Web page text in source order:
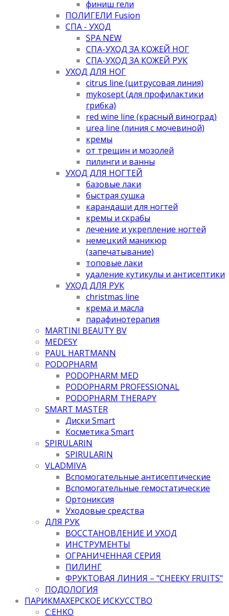
финиш гели
ПОЛИГЕЛИ Fusion
СПА - УХОД
SPA NEW
СПА-УХОД ЗА КОЖЕЙ НОГ
СПА-УХОД ЗА КОЖЕЙ РУК
УХОД ДЛЯ НОГ
citrus line (цитрусовая линия)
mykosept (для профилактики
грибка)
red wine line (красный виноград)
urea line (линия с мочевиной)
кремы
от трещин и мозолей
пилинги и ванны
УХОД ДЛЯ НОГТЕЙ
базовые лаки
быстрая сушка
карандаши для ногтей
кремы и скрабы
лечение и укрепление ногтей
немецкий маникюр
(запечатывание)
топовые лаки
удаление кутикулы и антисептики
УХОД ДЛЯ РУК
christmas line
крема и масла
парафинотерапия
MARTINI BEAUTY BV
MEDESY
PAUL HARTMANN
PODOPHARM
PODOPHARM MED
PODOPHARM PROFESSIONAL
PODOPHARM THERAPY
SMART MASTER
Диски Smart
Косметика Smart
SPIRULARIN
SPIRULARIN
VLADMIVA
Вспомогательные антисептические
Вспомогательные гемостатические
Ортониксия
Уходовые средства
ДЛЯ РУК
ВОССТАНОВЛЕНИЕ И УХОД
ИНСТРУМЕНТЫ
ОГРАНИЧЕННАЯ СЕРИЯ
ПИЛИНГ
ФРУКТОВАЯ ЛИНИЯ – "CHEEKY FRUITS"
ПОДОЛОГИЯ
ПАРИКМАХЕРСКОЕ ИСКУССТВО
C:EHKO